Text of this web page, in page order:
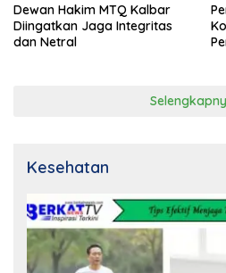
Dewan Hakim MTQ Kalbar
Diingatkan Jaga Integritas
dan Netral
Kesehatan